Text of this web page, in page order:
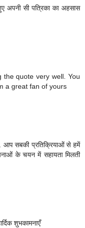
अपनी सी पत्रिका का अहसास
the quote very well. You
a great fan of yours
सबकी प्रतिक्रियाओं से हमें
के चयन में सहायता मिलती
शुभकामनाएँ